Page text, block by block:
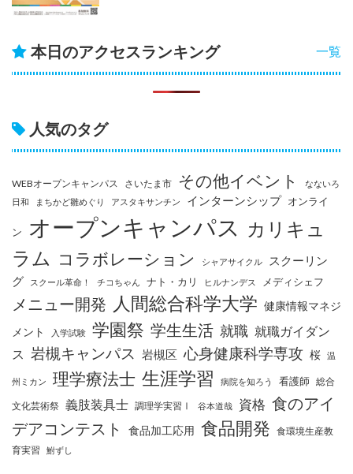
一覧
本日のアクセスランキング
人気のタグ
WEBオープンキャンパス さいたま市 その他イベント
なないろ
日和
まちかど雛めぐり アスタキサンチン インターンシップ オンライ
ン オープンキャンパス カリキュ
ラム コラボレーション シャアサイクル
スクーリン
グ
スクール革命！ チコちゃん ナト・カリ ヒルナンデス メディシェフ
メニュー開発 人間総合科学大学 健康情報マネジ
メント
入学試験 学園祭 学生生活 就職 就職ガイダン
ス 岩槻キャンパス 岩槻区 心身健康科学専攻 桜 温
州ミカン 理学療法士 生涯学習 病院を知ろう 看護師 総合
文化芸術祭 義肢装具士 調理学実習Ⅰ 谷本道哉 資格 食のアイ
デアコンテスト
食品加工応用 食品開発 食環境生産教
育実習
鮒ずし